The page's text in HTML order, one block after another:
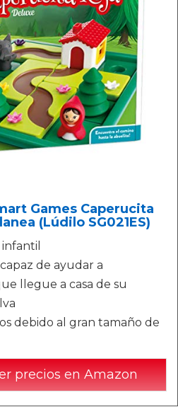
Games Caperucita
(Lúdilo SG021ES)
de ayudar a
llegue a casa de su
debido al gran tamaño de
precios en Amazon